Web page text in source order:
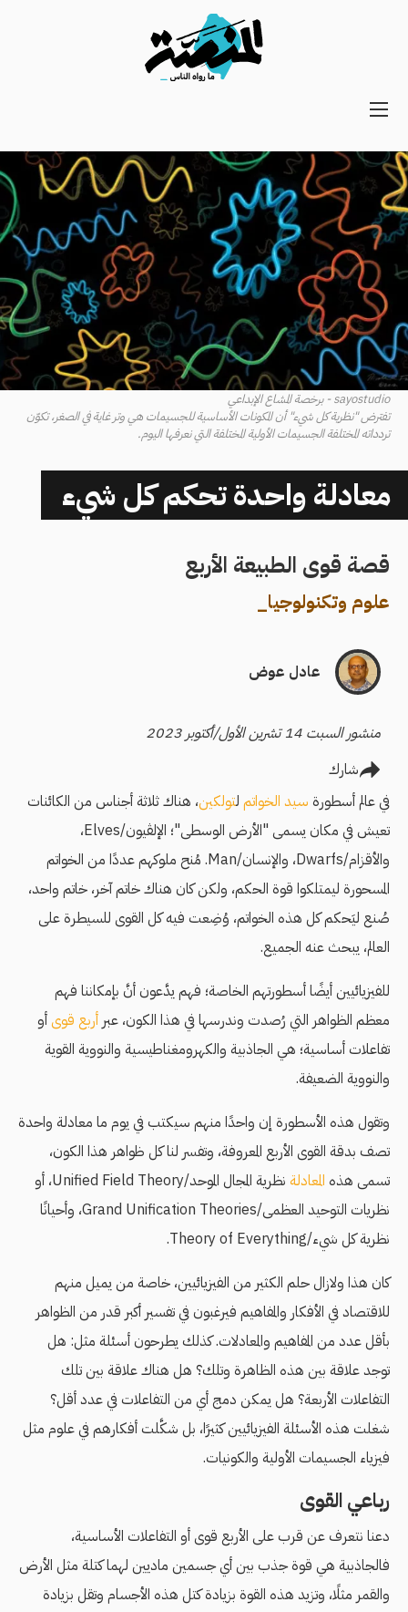
Main
Secondary
Navigation
sayostudio - برخصة المشاع الإبداعي
تفترض "نظرية كل شيء" أن المكونات الأساسية للجسيمات هي وتر غاية في الصغر، تكوّن
تردداته المختلفة الجسيمات الأولية المختلفة التي نعرفها اليوم.
معادلة واحدة تحكم كل شيء
قصة قوى الطبيعة الأربع
علوم وتكنولوجيا_
عادل عوض
منشور السبت 14 تشرين الأول/أكتوبر 2023
شارك
في عالم أسطورة سيد الخواتم لتولكين، هناك ثلاثة أجناس من الكائنات
تعيش في مكان يسمى "الأرض الوسطى"؛ الإلڤيون/Elves،
والأقزام/Dwarfs، والإنسان/Man. مُنح ملوكهم عددًا من الخواتم
المسحورة ليمتلكوا قوة الحكم، ولكن كان هناك خاتم آخر، خاتم واحد،
صُنع ليَحكم كل هذه الخواتم، وُضِعت فيه كل القوى للسيطرة على
العالم، يبحث عنه الجميع.
للفيزيائيين أيضًا أسطورتهم الخاصة؛ فهم يدَّعون أنَّ بإمكاننا فهم
معظم الظواهر التي رُصدت وندرسها في هذا الكون، عبر أربع قوىأو
تفاعلات أساسية؛ هي الجاذبية والكهرومغناطيسية والنووية القوية
والنووية الضعيفة.
وتقول هذه الأسطورة إن واحدًا منهم سيكتب في يوم ما معادلة واحدة
تصف بدقة القوى الأربع المعروفة، وتفسر لنا كل ظواهر هذا الكون،
تسمى هذه المعادلة
نظرية المجال الموحد/Unified Field Theory، أو
نظريات التوحيد العظمى/Grand Unification Theories، وأحيانًا
نظرية كل شيء/Theory of Everything.
كان هذا ولازال حلم الكثير من الفيزيائيين، خاصة من يميل منهم
للاقتصاد في الأفكار والمفاهيم فيرغبون في تفسير أكبر قدر من الظواهر
بأقل عدد من المفاهيم والمعادلات. كذلك يطرحون أسئلة مثل: هل
توجد علاقة بين هذه الظاهرة وتلك؟ هل هناك علاقة بين تلك
التفاعلات الأربعة؟ هل يمكن دمج أي من التفاعلات في عدد أقل؟
شغلت هذه الأسئلة الفيزيائيين كثيرًا، بل شكَّلت أفكارهم في علوم مثل
فيزياء الجسيمات الأولية والكونيات.
رباعي القوى
دعنا نتعرف عن قرب على الأربع قوى أو التفاعلات الأساسية،
فالجاذبية هي قوة جذب بين أي جسمين ماديين لهما كتلة مثل الأرض
والقمر مثلًا، وتزيد هذه القوة بزيادة كتل هذه الأجسام وتقل بزيادة